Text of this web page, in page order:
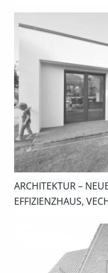
ARCHITEKTUR –
EFFIZIENZHAUS,